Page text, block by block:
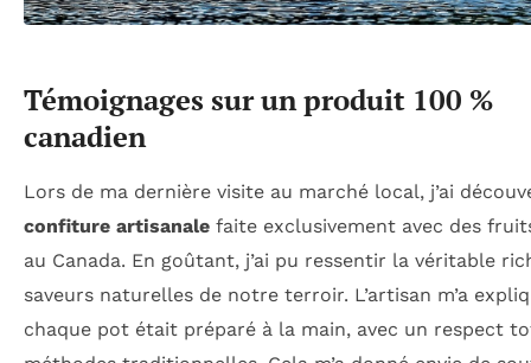
Témoignages sur un produit 100 %
canadien
Lors de ma dernière visite au marché local, j’ai
confiture artisanale faite exclusivement avec des
au Canada. En goûtant, j’ai pu ressentir la véritable
saveurs naturelles de notre terroir. L’artisan m’a
chaque pot était préparé à la main, avec un respect